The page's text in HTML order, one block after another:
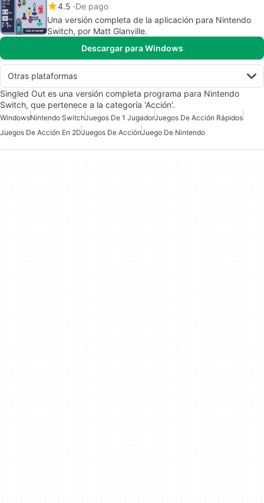
4.5 De pago
Una versión completa de la aplicación para Nintendo
Switch, por Matt Glanville.
Descargar para Windows
Otras plataformas
Singled Out es una versión completa programa para Nintendo
Switch, que pertenece a la categoría 'Acción'.
WindowsNintendo SwitchJuegos De 1 JugadorJuegos De Acción Rápidos
Juegos De Acción En 2DJuegos De AcciónJuego De Nintendo